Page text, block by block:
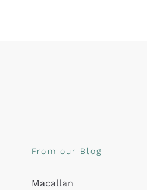
From our Blog
Macallan